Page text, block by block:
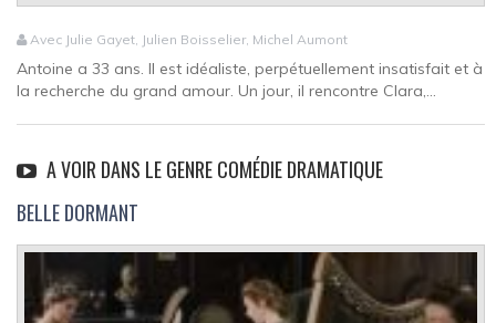
Avec Julie Gayet, Julien Boisselier, Michel Aumont
Antoine a 33 ans. Il est idéaliste, perpétuellement insatisfait et à
la recherche du grand amour. Un jour, il rencontre Clara,...
A VOIR DANS LE GENRE COMÉDIE DRAMATIQUE
BELLE DORMANT